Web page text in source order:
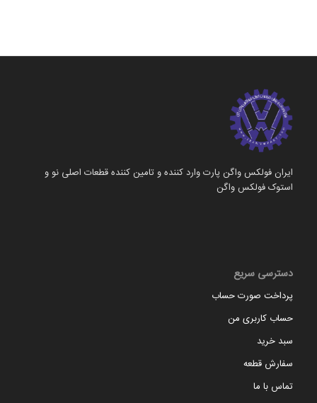
ایران فولکس واگن پارت وارد کننده و تامین کننده قطعات اصلی نو و
استوک فولکس واگن
دسترسی سریع
پرداخت صورت حساب
حساب کاربری من
سبد خرید
سفارش قطعه
تماس با ما